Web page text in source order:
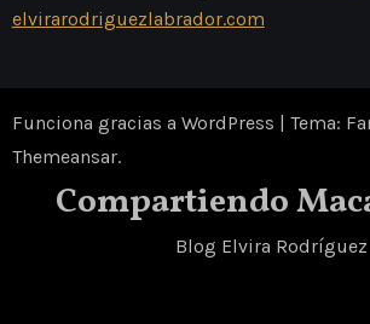
elvirarodriguezlabrador.com
Funciona gracias a WordPress | Tema:
Themeansar.
Compartiendo
Blog Elvira Rodríguez